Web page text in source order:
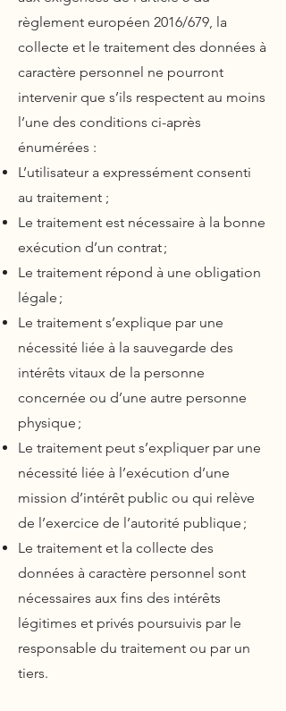
règlement européen 2016/679, la
collecte et le traitement des données à
caractère personnel ne pourront
intervenir que s’ils respectent au moins
l’une des conditions ci-après
énumérées :
L’utilisateur a expressément consenti
au traitement ;
Le traitement est nécessaire à la bonne
exécution d’un contrat ;
Le traitement répond à une obligation
légale ;
Le traitement s’explique par une
nécessité liée à la sauvegarde des
intérêts vitaux de la personne
concernée ou d’une autre personne
physique ;
Le traitement peut s’expliquer par une
nécessité liée à l’exécution d’une
mission d’intérêt public ou qui relève
de l’exercice de l’autorité publique ;
Le traitement et la collecte des
données à caractère personnel sont
nécessaires aux fins des intérêts
légitimes et privés poursuivis par le
responsable du traitement ou par un
tiers.